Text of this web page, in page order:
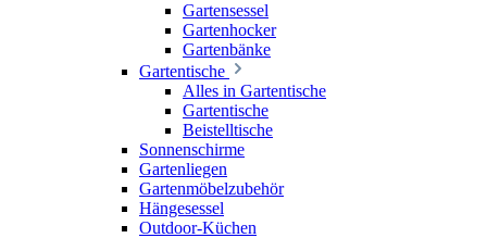
Gartensessel
Gartenhocker
Gartenbänke
Gartentische
Alles in Gartentische
Gartentische
Beistelltische
Sonnenschirme
Gartenliegen
Gartenmöbelzubehör
Hängesessel
Outdoor-Küchen